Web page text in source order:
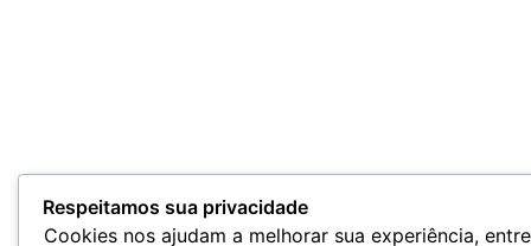
Respeitamos sua privacidade
Cookies nos ajudam a melhorar sua experiência,